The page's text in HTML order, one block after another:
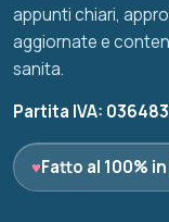
appunti chiari,
aggiornate e
sanita.
Partita IVA:
♥Fatto al 100%